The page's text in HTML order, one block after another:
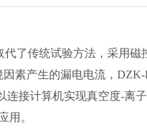
代了传统试验方法，采用磁
素产生的漏电电流，
连接计算机实现真空度-离
用。